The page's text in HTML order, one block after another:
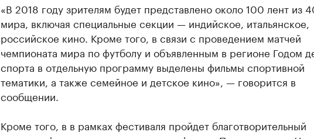
«В 2018 году зрителям будет представлено около 100 лент из
мира, включая специальные секции — индийское, итальянское,
российское кино. Кроме того, в связи с проведением матчей
чемпионата мира по футболу и объявленным в регионе Годом
спорта в отдельную программу выделены фильмы спортивной
тематики, а также семейное и детское кино», — говорится в
сообщении.
Кроме того, в в рамках фестиваля пройдет благотворительный